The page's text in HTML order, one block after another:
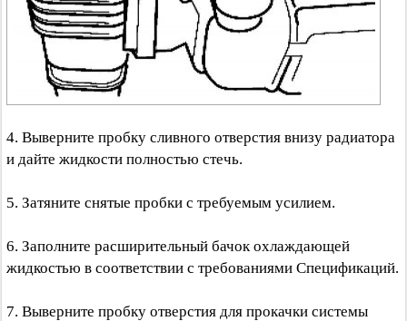
4. Выверните пробку сливного отверстия внизу радиатора
и дайте жидкости полностью стечь.
5. Затяните снятые пробки с требуемым усилием.
6. Заполните расширительный бачок охлаждающей
жидкостью в соответствии с требованиями Спецификаций.
7. Выверните пробку отверстия для прокачки системы